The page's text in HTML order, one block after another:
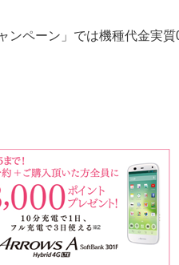
ンペーン」では機種代金実